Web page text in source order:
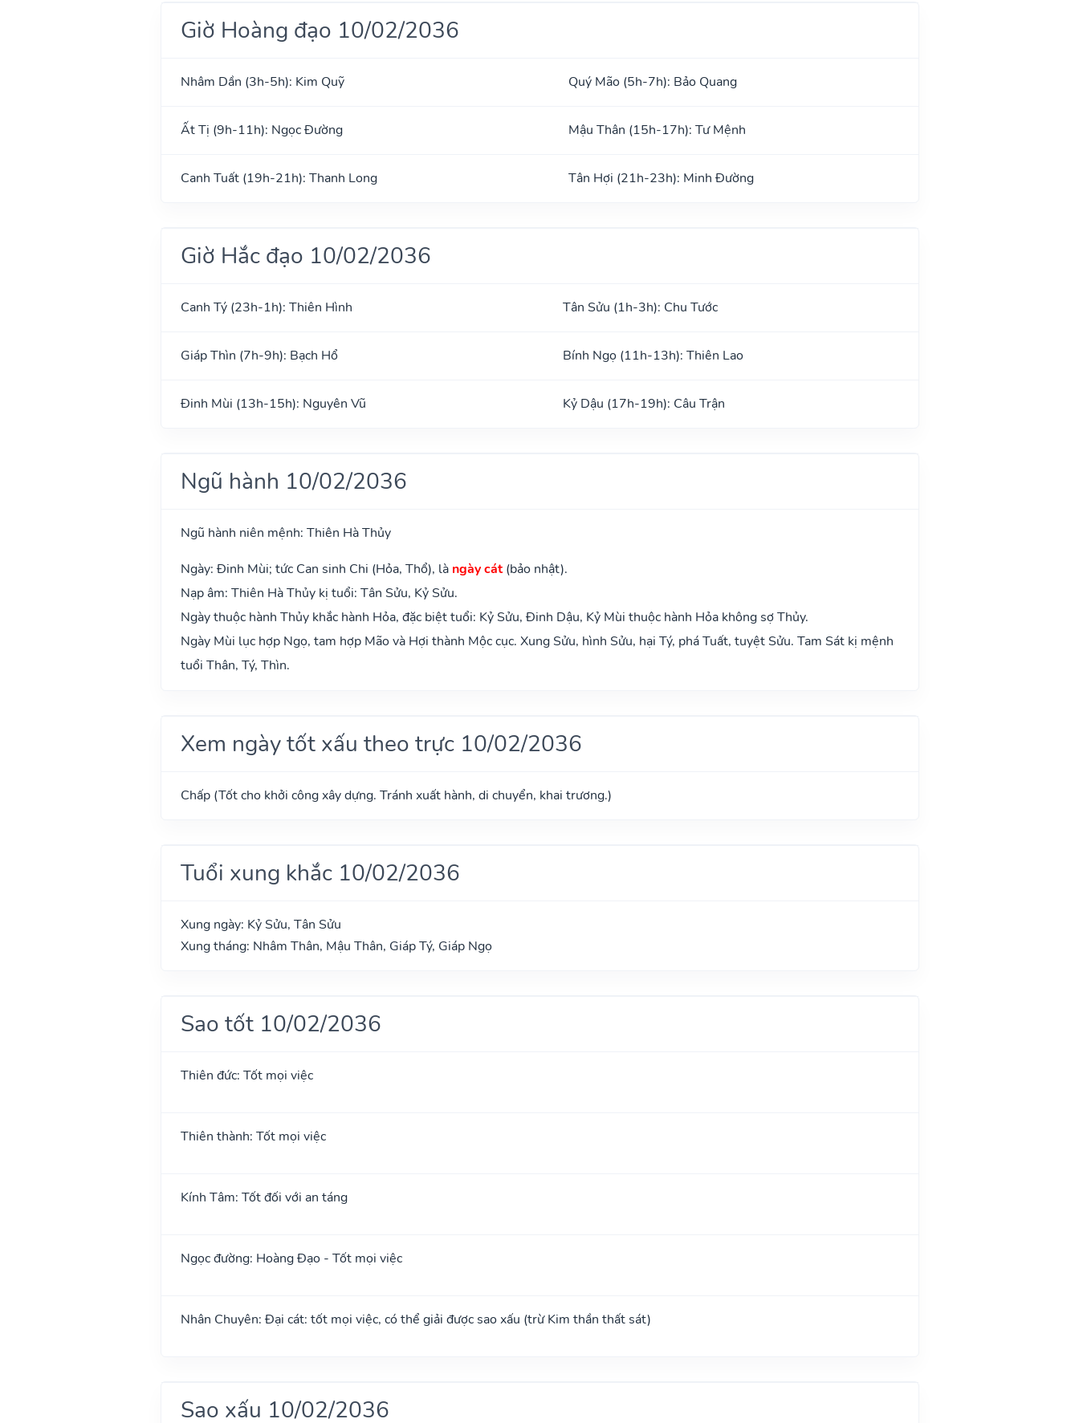
Giờ Hoàng đạo 10/02/2036
Nhâm Dần (3h-5h): Kim Quỹ Quý Mão (5h-7h): Bảo Quang
Ất Tị (9h-11h): Ngọc Đường Mậu Thân (15h-17h): Tư Mệnh
Canh Tuất (19h-21h): Thanh Long Tân Hợi (21h-23h): Minh Đường
Giờ Hắc đạo 10/02/2036
Canh Tý (23h-1h): Thiên Hình Tân Sửu (1h-3h): Chu Tước
Giáp Thìn (7h-9h): Bạch Hổ Bính Ngọ (11h-13h): Thiên Lao
Đinh Mùi (13h-15h): Nguyên Vũ Kỷ Dậu (17h-19h): Câu Trận
Ngũ hành 10/02/2036
Ngũ hành niên mệnh: Thiên Hà Thủy
Ngày: Đinh Mùi; tức Can sinh Chi (Hỏa, Thổ), là ngày cát(bảo nhật).
Nạp âm: Thiên Hà Thủy kị tuổi: Tân Sửu, Kỷ Sửu.
Ngày thuộc hành Thủy khắc hành Hỏa, đặc biệt tuổi: Kỷ Sửu, Đinh Dậu, Kỷ Mùi thuộc hành Hỏa không sợ Thủy.
Ngày Mùi lục hợp Ngọ, tam hợp Mão và Hợi thành Mộc cục. Xung Sửu, hình Sửu, hại Tý, phá Tuất, tuyệt Sửu. Tam Sát kị mệnh
tuổi Thân, Tý, Thìn.
Xem ngày tốt xấu theo trực 10/02/2036
Chấp (Tốt cho khởi công xây dựng. Tránh xuất hành, di chuyển, khai trương.)
Tuổi xung khắc 10/02/2036
Xung ngày: Kỷ Sửu, Tân Sửu
Xung tháng: Nhâm Thân, Mậu Thân, Giáp Tý, Giáp Ngọ
Sao tốt 10/02/2036
Thiên đức: Tốt mọi việc
Thiên thành: Tốt mọi việc
Kính Tâm: Tốt đối với an táng
Ngọc đường: Hoàng Đạo - Tốt mọi việc
Nhân Chuyên: Đại cát: tốt mọi việc, có thể giải được sao xấu (trừ Kim thần thất sát)
Sao xấu 10/02/2036